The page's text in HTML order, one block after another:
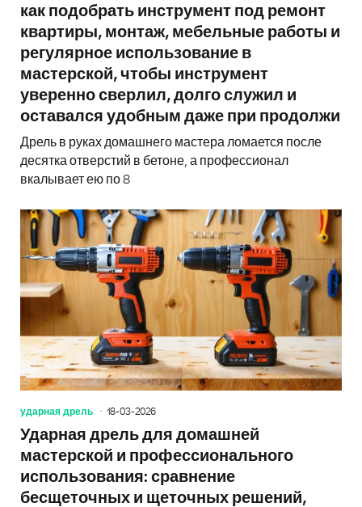
как подобрать инструмент под ремонт
квартиры, монтаж, мебельные работы и
регулярное использование в
мастерской, чтобы инструмент
уверенно сверлил, долго служил и
оставался удобным даже при продолжи
Дрель в руках домашнего мастера ломается после
десятка отверстий в бетоне, а профессионал
вкалывает ею по 8
ударная дрель 18-03-2026
Ударная дрель для домашней
мастерской и профессионального
использования: сравнение
бесщеточных и щеточных решений,